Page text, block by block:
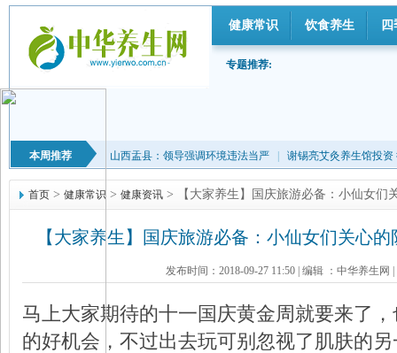
健康常识 饮食养生
专题推荐:
本周推荐 山西盂县：领导强调环境违法当严 谢锡亮艾灸养生馆投资
首页 > 健康常识 > 健康资讯 > 【大家养生】国庆旅游必备：小仙女们
【大家养生】国庆旅游必备：小仙女们关心
发布时间：2018-09-27 11:50 编辑 ：中华养生网
马上大家期待的十一国庆黄金周就要来了
的好机会，不过出去玩可别忽视了肌肤的